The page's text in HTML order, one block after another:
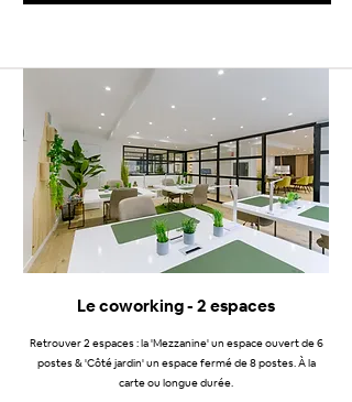
Le coworking - 2 espaces
Retrouver 2 espaces : la 'Mezzanine' un espace ouvert de 6
postes & 'Côté jardin' un espace fermé de 8 postes. À la
carte ou longue durée.